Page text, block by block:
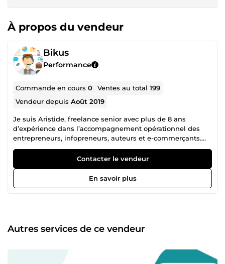
À propos du vendeur
Bikus
Performance
Commande en cours0 Ventes au total199
Vendeur depuisAoût 2019
Je suis Aristide, freelance senior avec plus de 8 ans
d’expérience dans l’accompagnement opérationnel des
entrepreneurs, infopreneurs, auteurs et e-commerçants.
Depuis le lancement de mon activité, j’ai eu la chance de
collaborer avec plus de 200 clients (auteurs, coaches,
maisons d’édition et entreprises) sur des projets exigeants,
structurés et à forte valeur ajoutée. 🛠️ Mon expertise couvre
: ➡️ Support client e-commerce &amp; infoproduits (email,
➡️ Sales Funnel Setup &amp; Management (LearnyBox,
Systeme.io, GoHighLevel) ➡️ Formatage, édition et gestion
digitaux (PowerPoint, Canva, PDF) 📚 Pourquoi travailler
avec moi ? ✔ Expérience terrain et fiabilité vérifiée Avec
Contacter le vendeur
En savoir plus
Autres services de ce vendeur